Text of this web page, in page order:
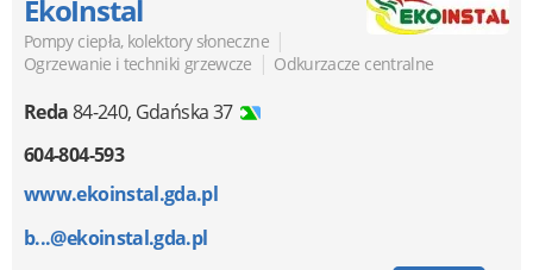
EkoInstal
Pompy ciepła, kolektory słoneczne |
Ogrzewanie i techniki grzewcze | Odkurzacze centralne
Reda84-240, Gdańska 37
604-804-593
www.ekoinstal.gda.pl
b...@ekoinstal.gda.pl